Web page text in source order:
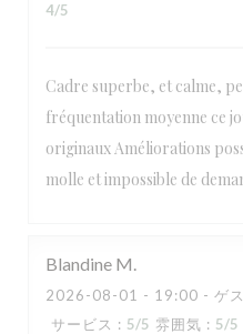
4/5
Cadre superbe, et calme,
fréquentation moyenne ce
originaux Améliorations
molle et impossible de
Blandine M
2026-08-01 - 19:00 - ゲ
サービス : 5/5 雰囲気 : 5/5